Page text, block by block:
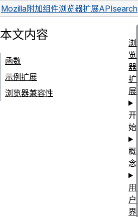
Mozilla附加组件浏览器扩展APIsearch
本文内容
函数
示例扩展
浏览器兼容性
浏
览
器
扩
展
开
始
概
念
用
户
界